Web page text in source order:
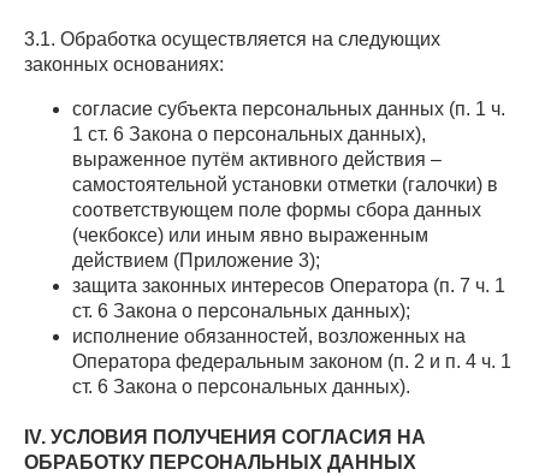
3.1. Обработка осуществляется на следующих
законных основаниях:
согласие субъекта персональных данных (п. 1 ч.
1 ст. 6 Закона о персональных данных),
выраженное путём активного действия –
самостоятельной установки отметки (галочки) в
соответствующем поле формы сбора данных
(чекбоксе) или иным явно выраженным
действием (Приложение 3);
защита законных интересов Оператора (п. 7 ч. 1
ст. 6 Закона о персональных данных);
исполнение обязанностей, возложенных на
Оператора федеральным законом (п. 2 и п. 4 ч. 1
ст. 6 Закона о персональных данных).
IV. УСЛОВИЯ ПОЛУЧЕНИЯ СОГЛАСИЯ НА
ОБРАБОТКУ ПЕРСОНАЛЬНЫХ ДАННЫХ